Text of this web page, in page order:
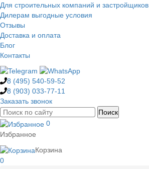
Для строительных компаний и застройщиков
Дилерам выгодные условия
Отзывы
Доставка и оплата
Блог
Контакты
8 (495) 540-59-52
8 (903) 033-77-11
Заказать звонок
0
Избранное
0
Корзина